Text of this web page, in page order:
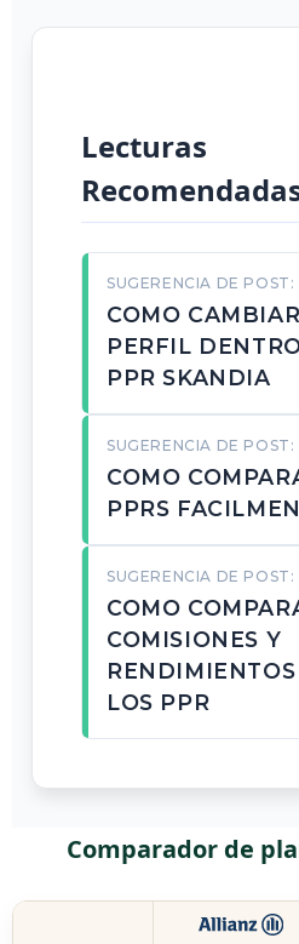
Lecturas
SUGERENCIA DE POST:
COMO CAMBIAR
PERFIL
PPR SKANDIA
SUGERENCIA DE POST:
COMO
PPRS
SUGERENCIA DE POST:
COMO
COMISIONES Y
RENDIMIENTOS
LOS PPR
Comparador de